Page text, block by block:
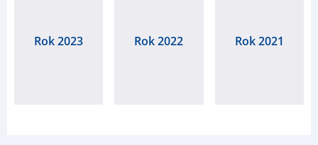
Rok 2023 Rok 2022 Rok 2021